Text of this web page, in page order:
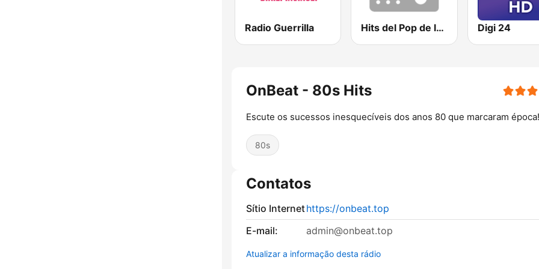
Radio Guerrilla Hits del Pop de los 80 y 90 Digi 24
OnBeat - 80s Hits
Escute os sucessos inesquecíveis dos anos 80 que marcaram época!
80s
Contatos
Sítio Internethttps://onbeat.top
E-mail:
admin@onbeat.top
Atualizar a informação desta rádio